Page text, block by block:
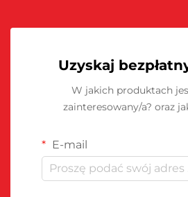
Uzyskaj
W jakich produktach
zainteresowany/a? oraz
E-mail